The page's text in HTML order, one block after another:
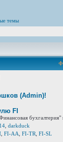
темы
(Admin)!
FI
бухгалтерия"
darkduck
FI-AA FI-TR FI-SL